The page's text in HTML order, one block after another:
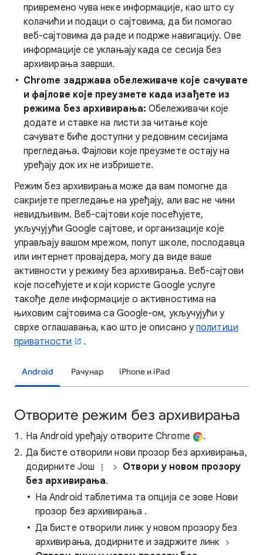
привремено чува неке информације, као што су
колачићи и подаци о сајтовима, да би помогао
веб-сајтовима да раде и подрже навигацију. Ове
информације се уклањају када се сесија без
архивирања заврши.
Chrome задржава обележиваче које сачувате
и фајлове које преузмете када изађете из
режима без архивирања: Обележивачи које
додате и ставке на листи за читање које
сачувате биће доступни у редовним сесијама
прегледања. Фајлови које преузмете остају на
уређају док их не избришете.
Режим без архивирања може да вам помогне да
сакријете прегледање на уређају, али вас не чини
невидљивим. Веб-сајтови које посећујете,
укључујући Google сајтове, и организације које
управљају вашом мрежом, попут школе, послодавца
или интернет провајдера, могу да виде ваше
активности у режиму без архивирања. Веб-сајтови
које посећујете и који користе Google услуге
такође деле информације о активностима на
њиховим сајтовима са Google-ом, укључујући у
сврхе оглашавања, као што је описано уполитици
приватности
.
Android Рачунар iPhone и iPad
Отворите режим без архивирања
На Android уређају отворите Chrome
.
Да бисте отворили нови прозор без архивирања,
додирните Још
Отвори у новом прозору
без архивирања.
На Android таблетима та опција се зове Нови
прозор без архивирања .
Да бисте отворили линк у новом прозору без
архивирања, додирните и задржите линк